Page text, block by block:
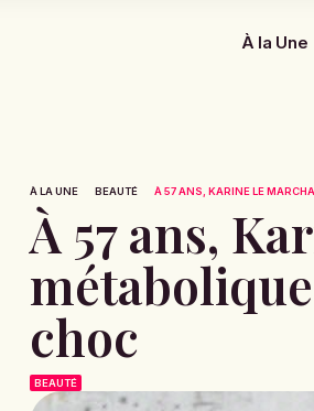
À la Une
À LA UNE BEAUTÉ À 57 ANS, KARINE LE
À 57 ans,
choc
BEAUTÉ